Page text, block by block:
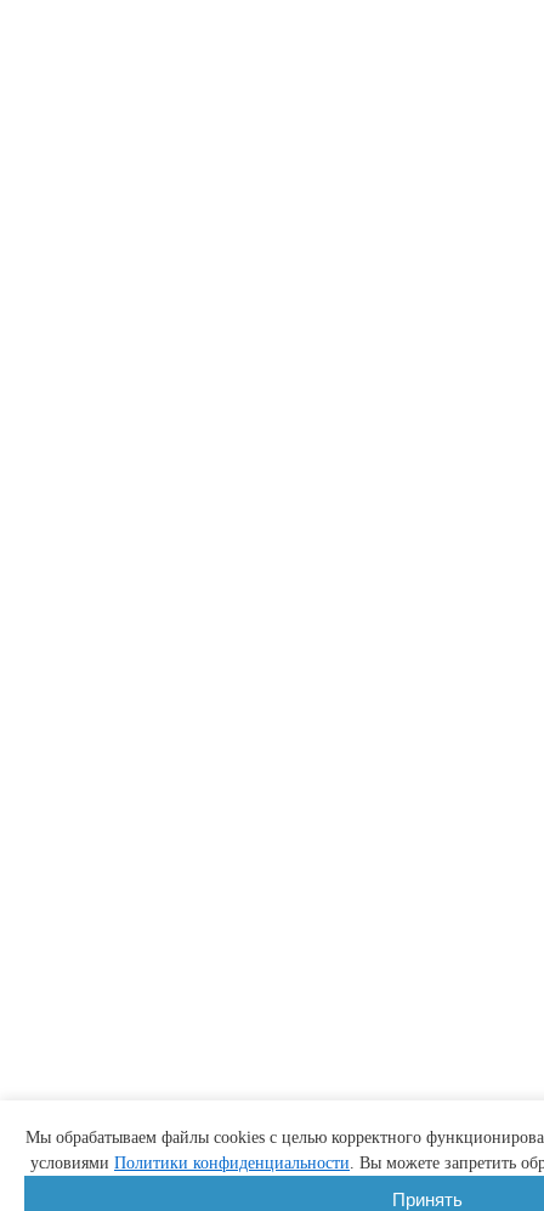
Мы обрабатываем файлы cookies с целью корректного
условиями Политики конфиденциальности. Вы можете запретить
Принять